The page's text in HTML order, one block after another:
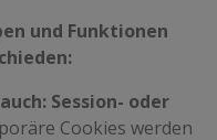
und Funktionen
Session- oder
Cookies werden